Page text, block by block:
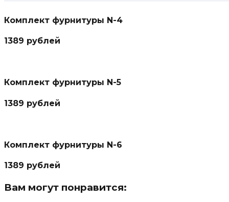
Комплект фурнитуры N-4
1389 рублей
Комплект фурнитуры N-5
1389 рублей
Комплект фурнитуры N-6
1389 рублей
Вам могут понравится: